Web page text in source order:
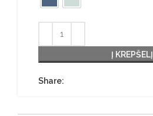
Į KREPŠELĮ
Share: